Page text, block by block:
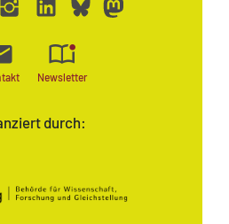
durch:
Newsletter